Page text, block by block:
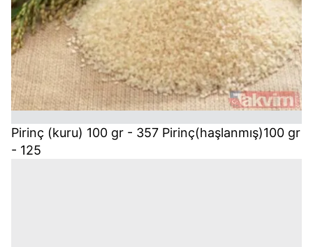
Pirinç (kuru) 100 gr - 357 Pirinç(haşlanmış)100 gr
- 125